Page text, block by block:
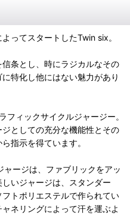
ってスタートしたTwin six。
条とし、時にラジカルなその
特化し他にはない魅力があり
ィックサイクルジャージー。
としての充分な機能性とその
指示を得ています。
ージは、ファブリックをアッ
いジャージは、スタンダー
トポリエステルで作られてい
ネリングによって汗を運ぶよ